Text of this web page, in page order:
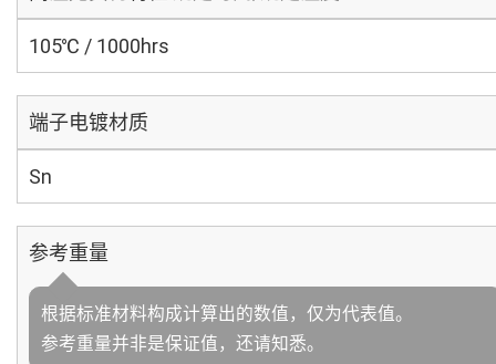
105℃ / 1000hrs
端子电镀材质
Sn
参考重量
根据标准材料构成计算出的数值，仅为代表值。
参考重量并非是保证值，还请知悉。